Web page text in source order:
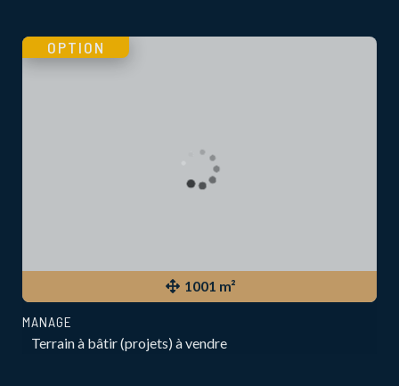
1001 m²
OPTION
MANAGE
Terrain à bâtir (projets) à vendre